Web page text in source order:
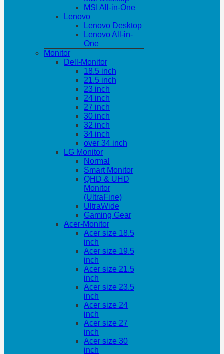
MSI All-in-One
Lenovo
Lenovo Desktop
Lenovo All-in-
One
Monitor
Dell-Monitor
18.5 inch
21.5 inch
23 inch
24 inch
27 inch
30 inch
32 inch
34 inch
over 34 inch
LG Monitor
Normal
Smart Monitor
QHD & UHD
Monitor
(UltraFine)
UltraWide
Gaming Gear
Acer-Monitor
Acer size 18.5
inch
Acer size 19.5
inch
Acer size 21.5
inch
Acer size 23.5
inch
Acer size 24
inch
Acer size 27
inch
Acer size 30
inch